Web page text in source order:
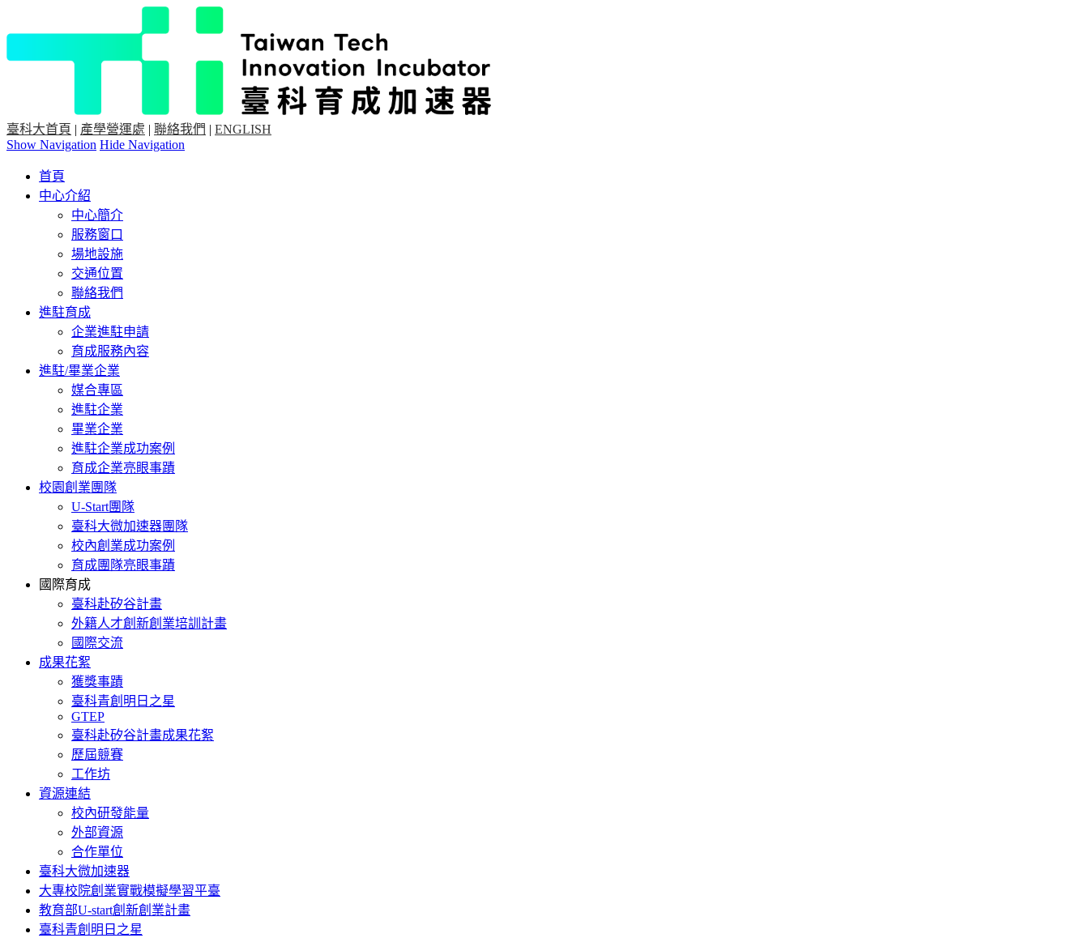
臺科大首頁 | 產學營運處 | 聯絡我們 | ENGLISH
Show Navigation Hide Navigation
首頁
中心介紹
中心簡介
服務窗口
場地設施
交通位置
聯絡我們
進駐育成
企業進駐申請
育成服務內容
進駐/畢業企業
媒合專區
進駐企業
畢業企業
進駐企業成功案例
育成企業亮眼事蹟
校園創業團隊
U-Start團隊
臺科大微加速器團隊
校內創業成功案例
育成團隊亮眼事蹟
國際育成
臺科赴矽谷計畫
外籍人才創新創業培訓計畫
國際交流
成果花絮
獲獎事蹟
臺科青創明日之星
GTEP
臺科赴矽谷計畫成果花絮
歷屆競賽
工作坊
資源連結
校內研發能量
外部資源
合作單位
臺科大微加速器
大專校院創業實戰模擬學習平臺
教育部U-start創新創業計畫
臺科青創明日之星